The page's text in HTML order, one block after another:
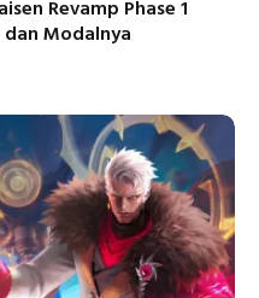
Revamp Phase 1
Modalnya